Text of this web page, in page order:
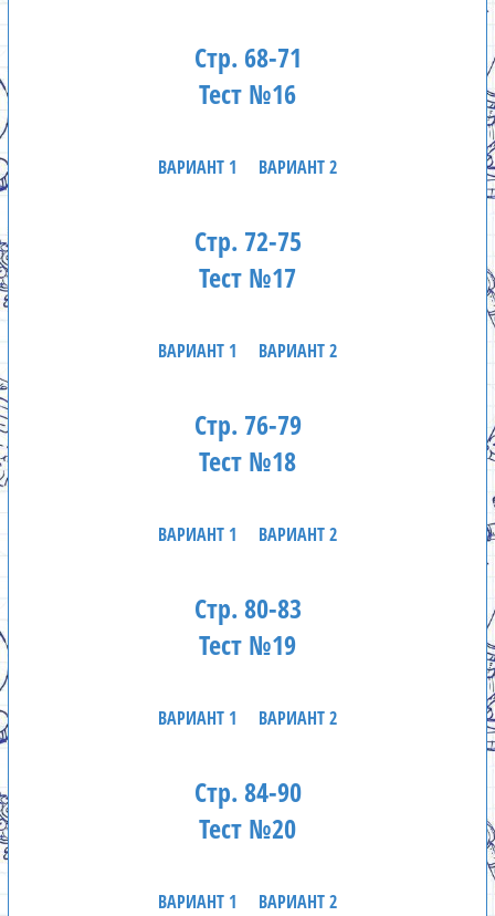
Стр. 68-71
Тест №16
ВАРИАНТ 1 ВАРИАНТ 2
Стр. 72-75
Тест №17
ВАРИАНТ 1 ВАРИАНТ 2
Стр. 76-79
Тест №18
ВАРИАНТ 1 ВАРИАНТ 2
Стр. 80-83
Тест №19
ВАРИАНТ 1 ВАРИАНТ 2
Стр. 84-90
Тест №20
ВАРИАНТ 1 ВАРИАНТ 2